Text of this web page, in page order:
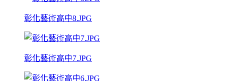
彰化藝術高中8.JPG
彰化藝術高中7.JPG